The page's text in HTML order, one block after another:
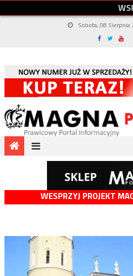
WS
Sobota, 08 Sierpnia
WESPRZYJ PROJEKT